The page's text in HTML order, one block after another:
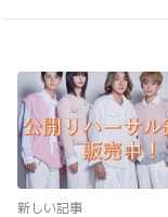
新しい記事